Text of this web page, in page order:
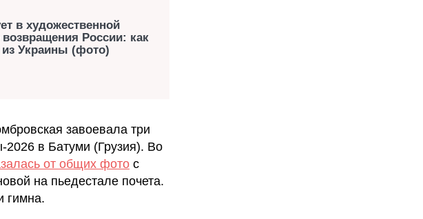
в художественной
России: как
Украины (фото)
завоевала три
в Батуми (Грузия). Во
от общих фото с
на пьедестале почета.
гимна.